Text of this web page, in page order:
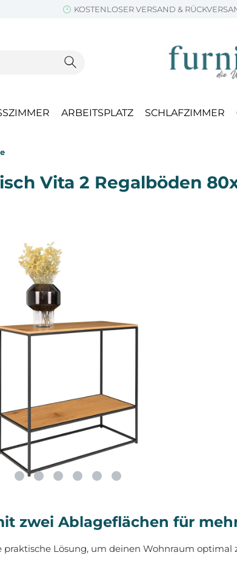
KOSTENLOSER VERSAND &
ARBEITSPLATZ SCHLAFZIMMER
Vita 2 Regalböden
zwei Ablageflächen für
praktische Lösung, um deinen Wohnraum